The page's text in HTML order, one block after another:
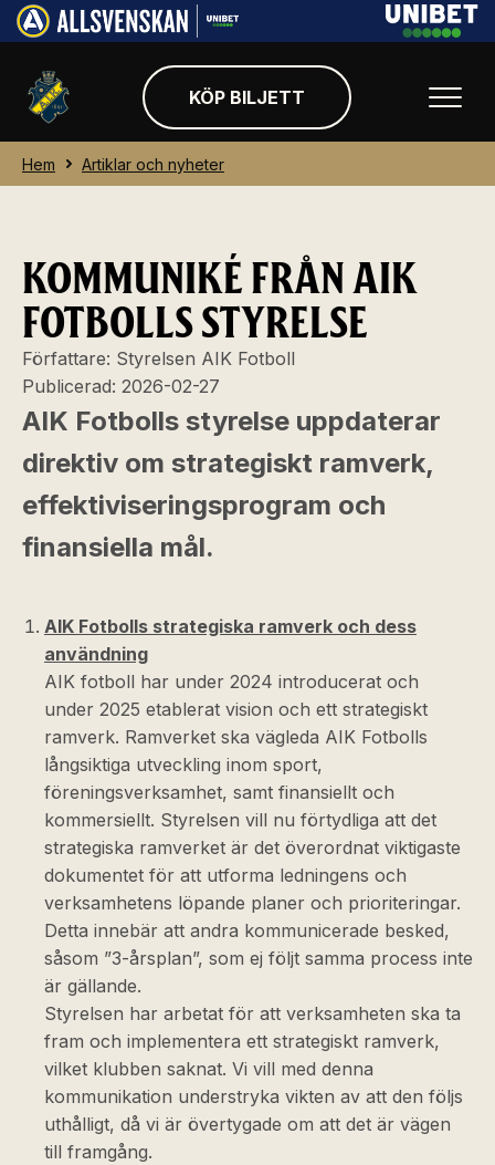
KÖP BILJETT
Hem Artiklar och nyheter
KOMMUNIKÉ FRÅN AIK
FOTBOLLS STYRELSE
Författare: Styrelsen AIK Fotboll
Publicerad: 2026-02-27
AIK Fotbolls styrelse uppdaterar
direktiv om strategiskt ramverk,
effektiviseringsprogram och
finansiella mål.
AIK Fotbolls strategiska ramverk och dess
användning
AIK fotboll har under 2024 introducerat och
under 2025 etablerat vision och ett strategiskt
ramverk. Ramverket ska vägleda AIK Fotbolls
långsiktiga utveckling inom sport,
föreningsverksamhet, samt finansiellt och
kommersiellt. Styrelsen vill nu förtydliga att det
strategiska ramverket är det överordnat viktigaste
dokumentet för att utforma ledningens och
verksamhetens löpande planer och prioriteringar.
Detta innebär att andra kommunicerade besked,
såsom ”3-årsplan”, som ej följt samma process inte
är gällande.
Styrelsen har arbetat för att verksamheten ska ta
fram och implementera ett strategiskt ramverk,
vilket klubben saknat. Vi vill med denna
kommunikation understryka vikten av att den följs
uthålligt, då vi är övertygade om att det är vägen
till framgång.